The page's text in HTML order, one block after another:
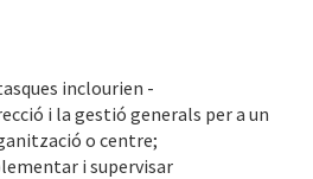
inclourien -
i la gestió generals per a un
o centre;
i supervisar